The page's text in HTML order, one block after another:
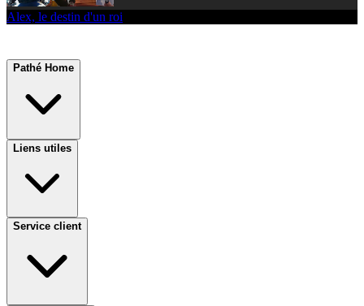
Alex, le destin d'un roi
Pathé Home
Liens utiles
Service client